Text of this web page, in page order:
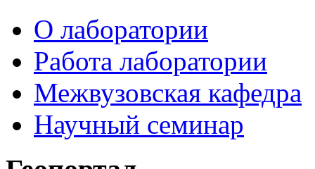
О лаборатории
Работа лаборатории
Межвузовская кафедра
Научный семинар